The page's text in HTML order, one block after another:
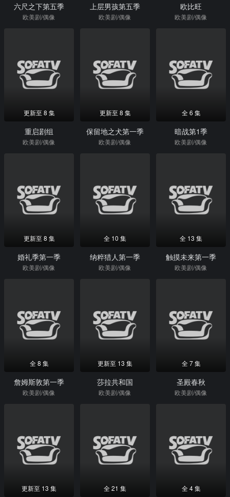
六尺之下第五季
欧美剧/偶像
上层男孩第五季
欧美剧/偶像
欧比旺
欧美剧/偶像
更新至 8 集
重启剧组
欧美剧/偶像
更新至 8 集
保留地之犬第一季
欧美剧/偶像
全 6 集
暗战第1季
欧美剧/偶像
更新至 8 集
婚礼季第一季
欧美剧/偶像
全 10 集
纳粹猎人第一季
欧美剧/偶像
全 13 集
触摸未来第一季
欧美剧/偶像
全 8 集
詹姆斯敦第一季
欧美剧/偶像
更新至 13 集
莎拉共和国
欧美剧/偶像
全 7 集
圣殿春秋
欧美剧/偶像
更新至 13 集 全 21 集 全 4 集